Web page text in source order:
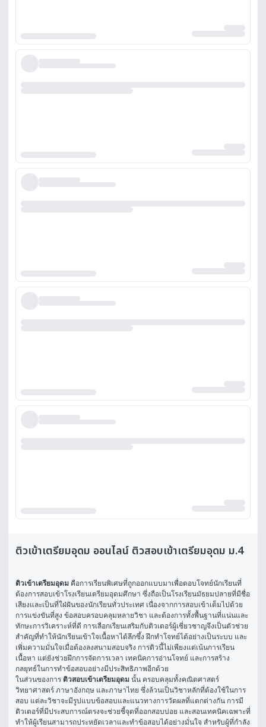
ติวเข้าเตรียมอุดม ออนไลน์ ติวสอบเข้าเตรียมอุดม ม.4
ติวเข้าเตรียมอุดม คือการเรียนพิเศษที่ถูกออกแบบมาเพื่อตอบโจทย์นักเรียนที่
ต้องการสอบเข้าโรงเรียนเตรียมอุดมศึกษา ซึ่งถือเป็นโรงเรียนมัธยมปลายที่มีชื่อ
เสียงและเป็นที่ใฝ่ฝันของนักเรียนทั่วประเทศ เนื่องจากการสอบเข้าเต็มไปด้วย
การแข่งขันที่สูง ข้อสอบครอบคลุมหลายวิชา และต้องการทั้งพื้นฐานที่แน่นและ
ทักษะการวิเคราะห์ที่ดี การเลือกเรียนเสริมกับติวเตอร์ผู้เชี่ยวชาญจึงเป็นตัวช่วย
สำคัญที่ทำให้นักเรียนเข้าใจเนื้อหาได้ลึกซึ้ง ฝึกทำโจทย์ได้อย่างเป็นระบบ และ
เพิ่มความมั่นใจเมื่อต้องลงสนามสอบจริง การติวนี้ไม่เพียงแต่เน้นการเรียน
เนื้อหา แต่ยังช่วยฝึกการจัดการเวลา เทคนิคการอ่านโจทย์ และการสร้าง
กลยุทธ์ในการทำข้อสอบอย่างมีประสิทธิภาพอีกด้วย
ในส่วนของการ ติวสอบเข้าเตรียมอุดม นั้น ครอบคลุมทั้งคณิตศาสตร์
วิทยาศาสตร์ ภาษาอังกฤษ และภาษาไทย ซึ่งล้วนเป็นวิชาหลักที่ต้องใช้ในการ
สอบ แต่ละวิชาจะมีรูปแบบข้อสอบและแนวทางการวัดผลที่แตกต่างกัน การมี
ติวเตอร์ที่มีประสบการณ์ตรงจะช่วยชี้จุดที่ออกสอบบ่อย และสอนเทคนิคเฉพาะที่
ทำให้ผู้เรียนสามารถประหยัดเวลาและทำข้อสอบได้อย่างมั่นใจ สำหรับผู้ที่กำลัง